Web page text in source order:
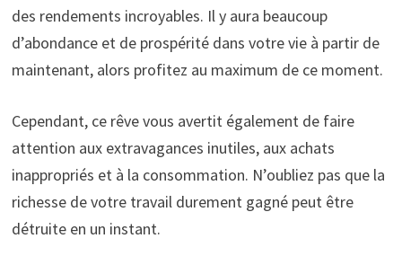
des rendements incroyables. Il y aura beaucoup
d’abondance et de prospérité dans votre vie à partir de
maintenant, alors profitez au maximum de ce moment.
Cependant, ce rêve vous avertit également de faire
attention aux extravagances inutiles, aux achats
inappropriés et à la consommation. N’oubliez pas que la
richesse de votre travail durement gagné peut être
détruite en un instant.